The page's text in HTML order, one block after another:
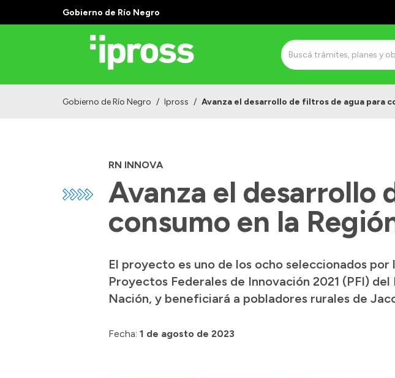
Gobierno de Río Negro
Gobierno de Río Negro / Ipross / Avanza el desarrollo de filtros de agua para
RN INNOVA
Avanza el desarrollo
consumo en la
El proyecto es uno de los ocho seleccionados
Proyectos Federales de Innovación 2021 (PFI)
Nación, y beneficiará a pobladores rurales de
Fecha: 1 de agosto de 2023